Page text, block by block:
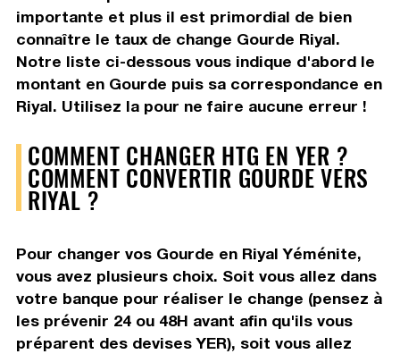
importante et plus il est primordial de bien
connaître le taux de change Gourde Riyal.
Notre liste ci-dessous vous indique d'abord le
montant en Gourde puis sa correspondance en
Riyal. Utilisez la pour ne faire aucune erreur !
COMMENT CHANGER HTG EN YER ?
COMMENT CONVERTIR GOURDE VERS
RIYAL ?
Pour changer vos Gourde en Riyal Yéménite,
vous avez plusieurs choix. Soit vous allez dans
votre banque pour réaliser le change (pensez à
les prévenir 24 ou 48H avant afin qu'ils vous
préparent des devises YER), soit vous allez